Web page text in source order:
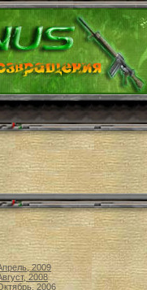
2009
2008
2006